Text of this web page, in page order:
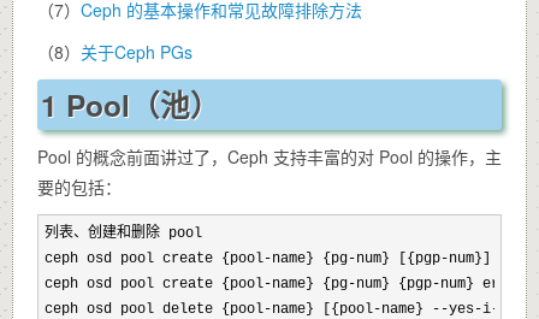
（7） Ceph 的基本操作和常见故障排除方法
（8） 关于Ceph PGs
1 Pool（池）
Pool 的概念前面讲过了，Ceph 支持丰富的对 Pool 的操作，主
要的包括：
列表、创建和删除 pool
ceph osd pool create {pool-name} {pg-num} [{pgp-num}]
ceph osd pool create {pool-name} {pg-num} {pgp-num}
ceph osd pool delete {pool-name} [{pool-name} --yes-i-